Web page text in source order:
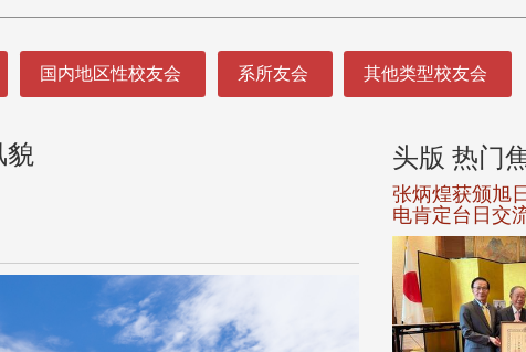
国内地区性校友会 系所友会 其他类型校友会
貌 头版 热门
张炳煌获颁旭
电肯定台日交